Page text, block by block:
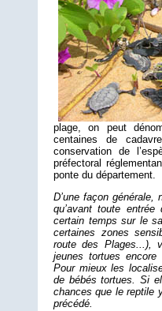
plage, on peut
centaines de
conservation de
préfectoral
ponte du département.
D’une façon
qu’avant toute
certain temps sur le
certaines zones
route des Plages...),
jeunes tortues
Pour mieux les
de bébés tortues. Si
chances que le reptile
précédé.